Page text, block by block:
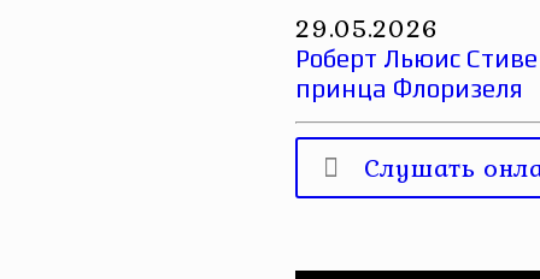
29.05.2026
Роберт Льюис
принца Флоризеля
Слушать